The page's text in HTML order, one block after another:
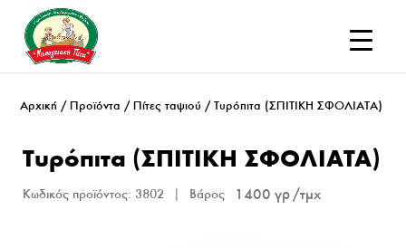
Αρχική /Προϊόντα /Πίτες ταψιού / Τυρόπιτα (ΣΠΙΤΙΚΗ ΣΦΟΛΙΑΤΑ)
Τυρόπιτα (ΣΠΙΤΙΚΗ ΣΦΟΛΙΑΤΑ)
Κωδικός προϊόντος: 3802 Βάρος 1400 γρ